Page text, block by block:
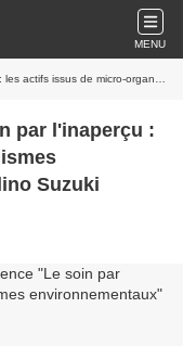
MENU
environnementaux" Par Marcelino Suzuki
par l'inaperçu :
Suzuki